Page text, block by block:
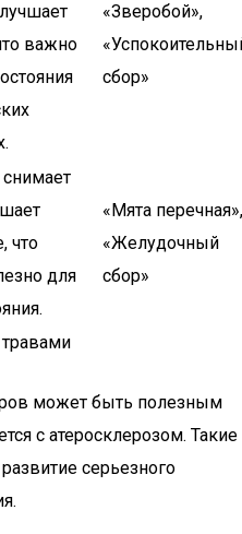
важно
«Зверобой»,
сбор»
снимает
что
для
«Мята перечная»,
«Желудочный
сбор»
может быть полезным
с атеросклерозом. Такие
серьезного